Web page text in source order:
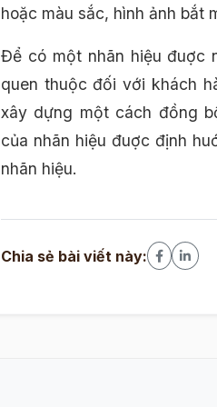
hoặc màu sắc, hình ảnh bắt
Để có một nhãn hiệu đuợc
quen thuộc đối với khách
xây dựng một cách đồng
của nhãn hiệu đuợc định
nhãn hiệu.
Chia sẻ bài viết này: